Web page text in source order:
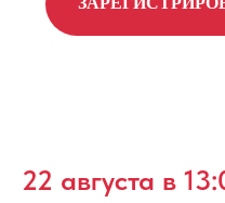
22 августа в